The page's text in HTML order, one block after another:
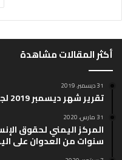
أكثر المقالات مشاهدة
31 ديسمبر، 2019
تقرير شهر ديسمبر 2019 لجرائم العدوان على اليمن
31 مارس، 2020
المركز اليمني لحقوق
سنوات من العدوان على